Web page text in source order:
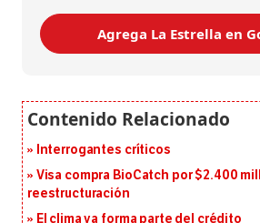
Agrega La Estrella en
Interrogantes críticos
Visa compra BioCatch por $2.400
reestructuración
El clima ya forma parte del crédito